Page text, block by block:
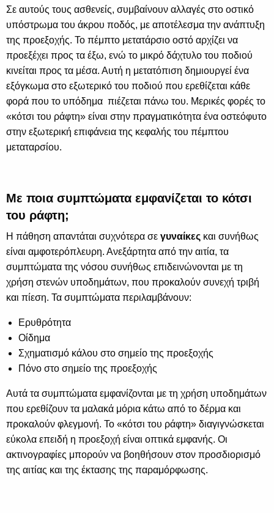
Σε αυτούς τους ασθενείς, συμβαίνουν αλλαγές στο οστικό
υπόστρωμα του άκρου ποδός, με αποτέλεσμα την ανάπτυξη
της προεξοχής. Το πέμπτο μετατάρσιο οστό αρχίζει να
προεξέχει προς τα έξω, ενώ το μικρό δάχτυλο του ποδιού
κινείται προς τα μέσα. Αυτή η μετατόπιση δημιουργεί ένα
εξόγκωμα στο εξωτερικό του ποδιού που ερεθίζεται κάθε
φορά που το υπόδημα πιέζεται πάνω του. Μερικές φορές το
«κότσι του ράφτη» είναι στην πραγματικότητα ένα οστεόφυτο
στην εξωτερική επιφάνεια της κεφαλής του πέμπτου
μεταταρσίου.
Με ποια συμπτώματα εμφανίζεται το κότσι
του ράφτη;
Η πάθηση απαντάται συχνότερα σε γυναίκες και συνήθως
είναι αμφοτερόπλευρη. Ανεξάρτητα από την αιτία, τα
συμπτώματα της νόσου συνήθως επιδεινώνονται με τη
χρήση στενών υποδημάτων, που προκαλούν συνεχή τριβή
και πίεση. Τα συμπτώματα περιλαμβάνουν:
Ερυθρότητα
Οίδημα
Σχηματισμό κάλου στο σημείο της προεξοχής
Πόνο στο σημείο της προεξοχής
Αυτά τα συμπτώματα εμφανίζονται με τη χρήση υποδημάτων
που ερεθίζουν τα μαλακά μόρια κάτω από το δέρμα και
προκαλούν φλεγμονή. Το «κότσι του ράφτη» διαγιγνώσκεται
εύκολα επειδή η προεξοχή είναι οπτικά εμφανής. Οι
ακτινογραφίες μπορούν να βοηθήσουν στον προσδιορισμό
της αιτίας και της έκτασης της παραμόρφωσης.